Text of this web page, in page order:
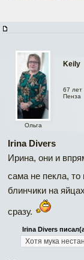
Keily
Ольга
67 лет
Пенза
Irina Divers
Ирина, они и
сама не пекла,
блинчики на
сразу.
Irina Divers
Хотя мука